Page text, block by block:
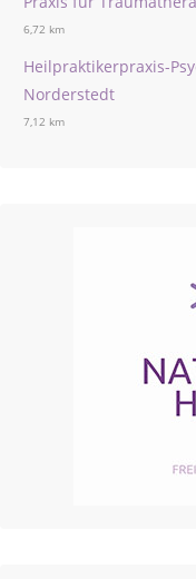
6,72 km
Heilpraktikerpraxis-
Norderstedt
7,12 km